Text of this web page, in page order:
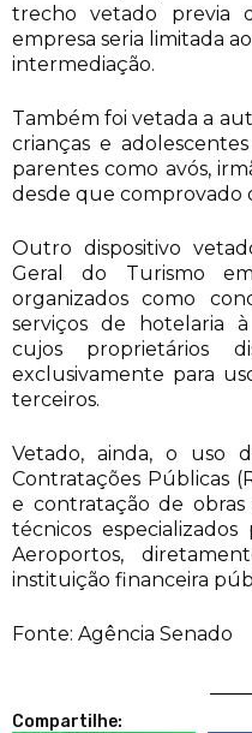
trecho vetado previa
empresa seria limitada
intermediação.
Também foi vetada a
crianças e
parentes como avós,
desde que comprovado
Outro dispositivo
Geral do Turismo
organizados como
serviços de hotelaria
cujos proprietários
exclusivamente para
terceiros.
Vetado, ainda, o uso
Contratações Públicas
e contratação de
técnicos
Aeroportos,
instituição financeira
Fonte: Agência Senado
Compartilhe: